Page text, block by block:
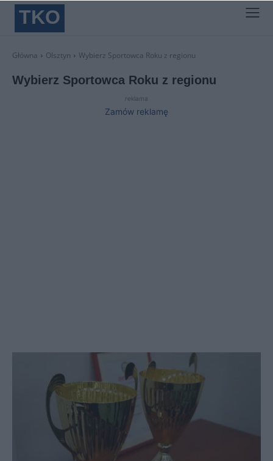
TKO
Główna Olsztyn Wybierz Sportowca Roku z regionu
Wybierz Sportowca Roku z regionu
reklama
Zamów reklamę